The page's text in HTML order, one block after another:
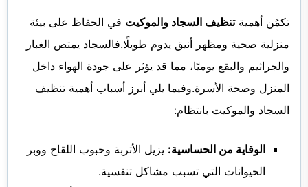
تكمُن أهميةتنظيف السجاد والموكيت في الحفاظ على بيئة
منزلية صحية ومظهر أنيق يدوم طويلًا.فالسجاد يمتص الغبار
والجراثيم والبقع يوميًا، مما قد يؤثر على جودة الهواء داخل
المنزل وصحة الأسرة.وفيما يلي أبرز أسباب أهمية تنظيف
السجاد والموكيت بانتظام:
الوقاية من الحساسية: يزيل الأتربة وحبوب اللقاح ووبر
الحيوانات التي تسبب مشاكل تنفسية.